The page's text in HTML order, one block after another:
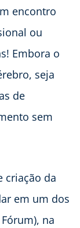
encontro
ou
Embora o
seja
de
sem
criação da
em um dos
na